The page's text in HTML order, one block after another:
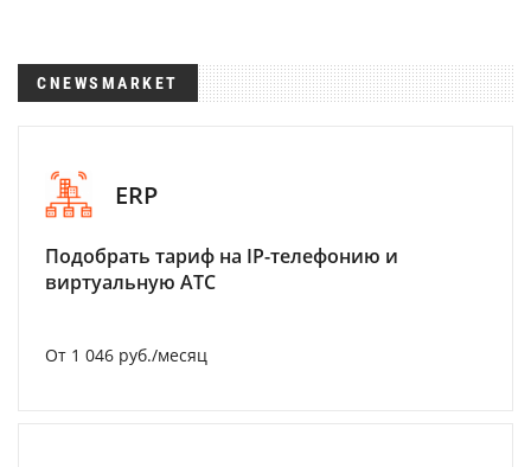
CNEWSMARKET
ERP
Подобрать тариф на IP-телефонию и
виртуальную АТС
От 1 046 руб./месяц